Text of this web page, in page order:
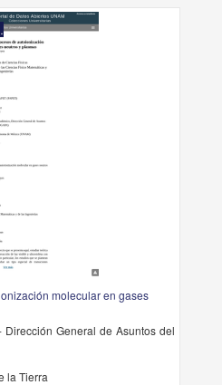
molecular en gases
General de Asuntos del
la Tierra